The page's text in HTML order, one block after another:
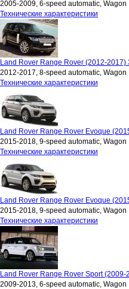
2005-2009, 6-speed automatic, Wagon
Технические характеристики
Land Rover Range Rover (2012-2017)
2012-2017, 8-speed automatic, Wagon
Технические характеристики
Land Rover Range Rover Evoque
2015-2018, 9-speed automatic, Wagon
Технические характеристики
Land Rover Range Rover Evoque
2015-2018, 9-speed automatic, Wagon
Технические характеристики
Land Rover Range Rover Sport (2009-
2009-2013, 6-speed automatic, Wagon